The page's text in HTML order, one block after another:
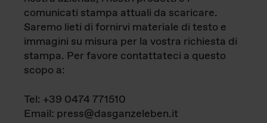
comunicati stampa attuali da scaricare.
Saremo lieti di fornirvi materiale di testo e
immagini su misura per la vostra richiesta di
stampa. Per favore contattateci a questo
scopo a:
Tel: +39 0474 771510
Email: press@dasganzeleben.it